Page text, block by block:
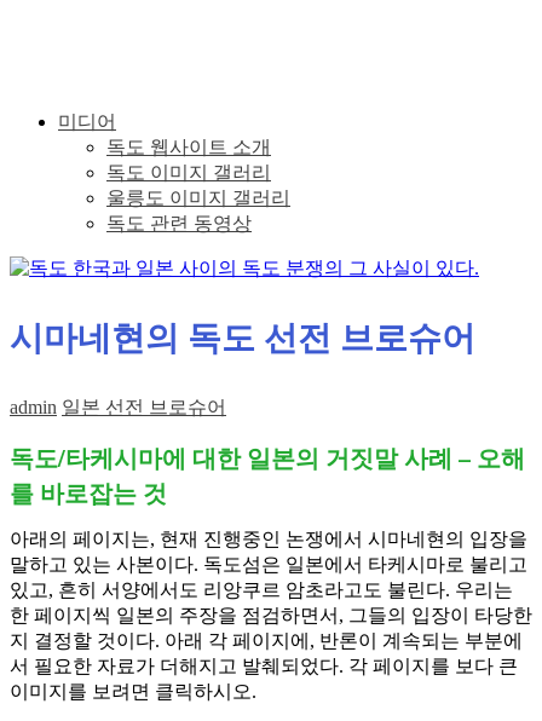
미디어
독도 웹사이트 소개
독도 이미지 갤러리
울릉도 이미지 갤러리
독도 관련 동영상
시마네현의 독도 선전 브로슈어
admin 일본 선전 브로슈어
독도/타케시마에 대한 일본의 거짓말 사례 – 오해
를 바로잡는 것
아래의 페이지는, 현재 진행중인 논쟁에서 시마네현의 입장을
말하고 있는 사본이다. 독도섬은 일본에서 타케시마로 불리고
있고, 흔히 서양에서도 리앙쿠르 암초라고도 불린다. 우리는
한 페이지씩 일본의 주장을 점검하면서, 그들의 입장이 타당한
지 결정할 것이다. 아래 각 페이지에, 반론이 계속되는 부분에
서 필요한 자료가 더해지고 발췌되었다. 각 페이지를 보다 큰
이미지를 보려면 클릭하시오.